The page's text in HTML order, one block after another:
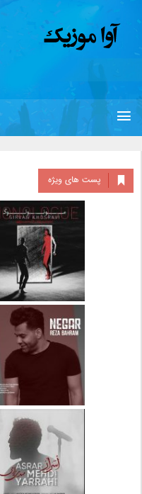
پست های ویژه
دانلود آلبوم جدید سیروان
خسروی بنام مونولوگ
دانلود آهنگ جدید رضا
بهرام بنام نگار